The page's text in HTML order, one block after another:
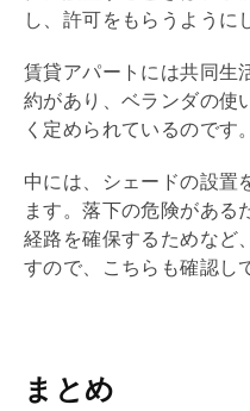
し、許可をもらうように
賃貸アパートには共同生
約があり、ベランダの使
く定められているのです。
中には、シェードの設置
ます。落下の危険がある
経路を確保するためなど
すので、こちらも確認し
まとめ